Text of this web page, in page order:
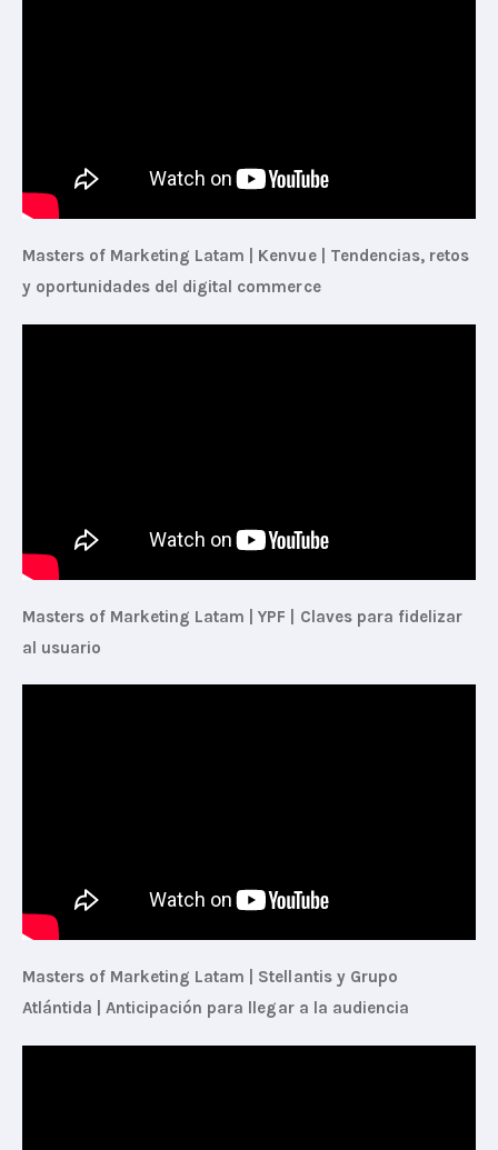
Masters of Marketing Latam | Kenvue | Tendencias, retos
y oportunidades del digital commerce
Masters of Marketing Latam | YPF | Claves para fidelizar
al usuario
Masters of Marketing Latam | Stellantis y Grupo
Atlántida | Anticipación para llegar a la audiencia